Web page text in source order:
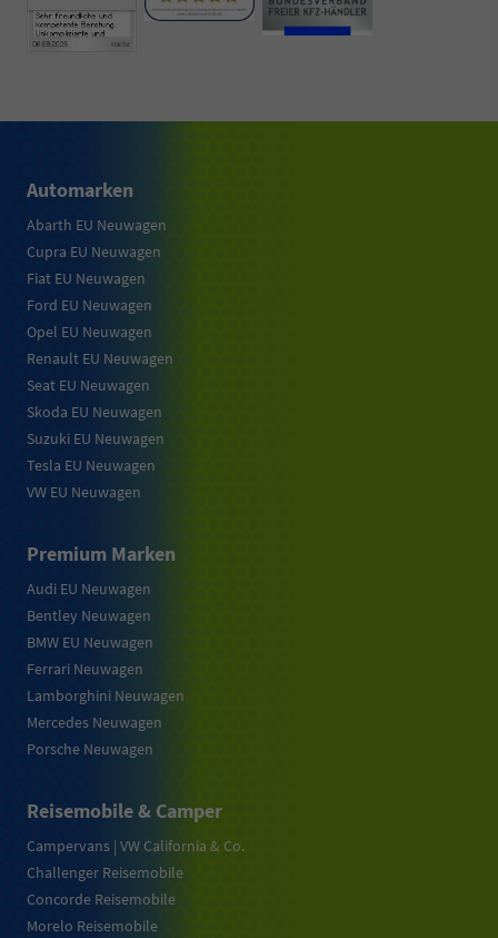
Automarken
Abarth EU Neuwagen
Cupra EU Neuwagen
Fiat EU Neuwagen
Ford EU Neuwagen
Opel EU Neuwagen
Renault EU Neuwagen
Seat EU Neuwagen
Skoda EU Neuwagen
Suzuki EU Neuwagen
Tesla EU Neuwagen
VW EU Neuwagen
Premium Marken
Audi EU Neuwagen
Bentley Neuwagen
BMW EU Neuwagen
Ferrari Neuwagen
Lamborghini Neuwagen
Mercedes Neuwagen
Porsche Neuwagen
Reisemobile & Camper
Campervans | VW California & Co.
Challenger Reisemobile
Concorde Reisemobile
Morelo Reisemobile